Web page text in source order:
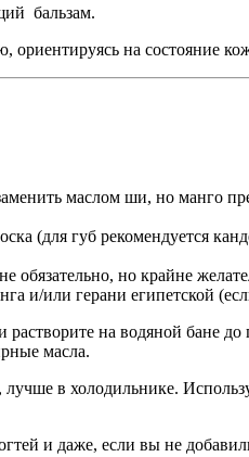
бальзам.
ориентируясь на состояние
маслом ши, но манго
(для губ рекомендуется
обязательно, но крайне
и/или герани египетской
на водяной бане
масла.
в холодильнике.
и даже, если вы не